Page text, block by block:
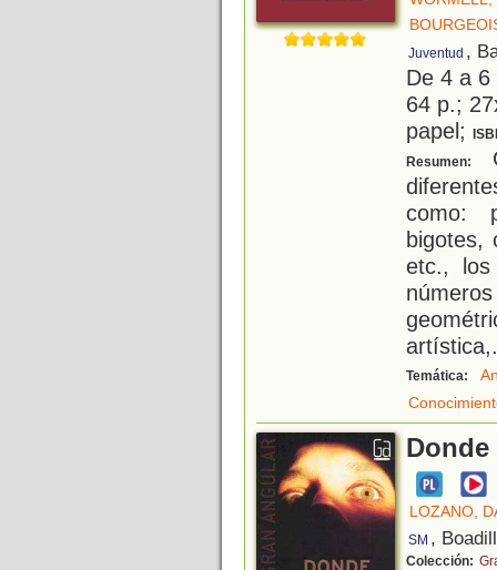
Juventud ,
De 4 a
64 p.;
papel;
Resumen:
como:
bigotes,
etc.,
artística,
Temática:
LOZANO,
SM ,
Colección: